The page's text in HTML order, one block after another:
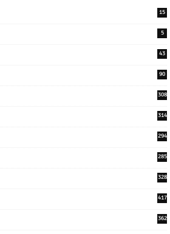
15
5
43
90
308
314
294
285
328
417
362